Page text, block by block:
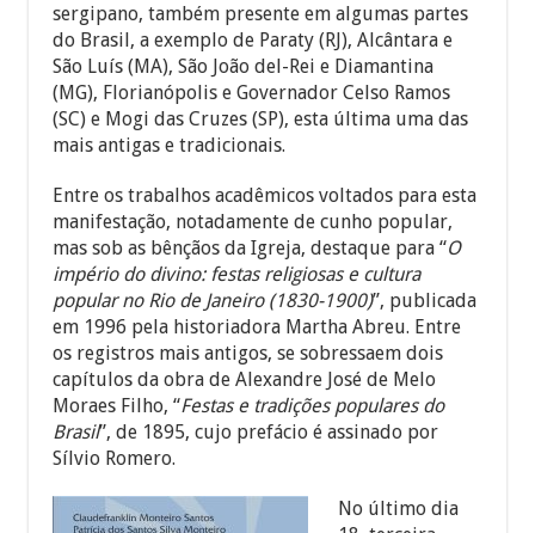
sergipano, também presente em algumas partes
do Brasil, a exemplo de Paraty (RJ), Alcântara e
São Luís (MA), São João del-Rei e Diamantina
(MG), Florianópolis e Governador Celso Ramos
(SC) e Mogi das Cruzes (SP), esta última uma das
mais antigas e tradicionais.
Entre os trabalhos acadêmicos voltados para esta
manifestação, notadamente de cunho popular,
mas sob as bênçãos da Igreja, destaque para “O
império do divino: festas religiosas e cultura
popular no Rio de Janeiro (1830-1900)”, publicada
em 1996 pela historiadora Martha Abreu. Entre
os registros mais antigos, se sobressaem dois
capítulos da obra de Alexandre José de Melo
Moraes Filho, “Festas e tradições populares do
Brasil”, de 1895, cujo prefácio é assinado por
Sílvio Romero.
No último dia